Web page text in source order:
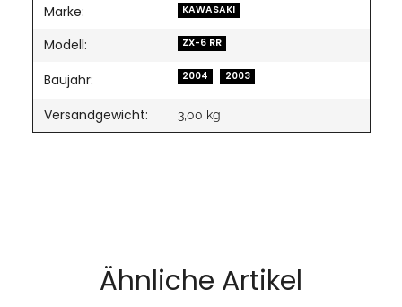
Produkteigenschaft
Wert
Marke: KAWASAKI
Modell: ZX-6 RR
Baujahr: 2004 2003
Versandgewicht: 3,00 kg
Ähnliche Artikel